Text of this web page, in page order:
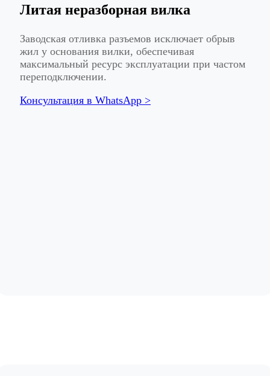
Литая неразборная вилка
Заводская отливка разъемов исключает обрыв
жил у основания вилки, обеспечивая
максимальный ресурс эксплуатации при частом
переподключении.
Консультация в WhatsApp >